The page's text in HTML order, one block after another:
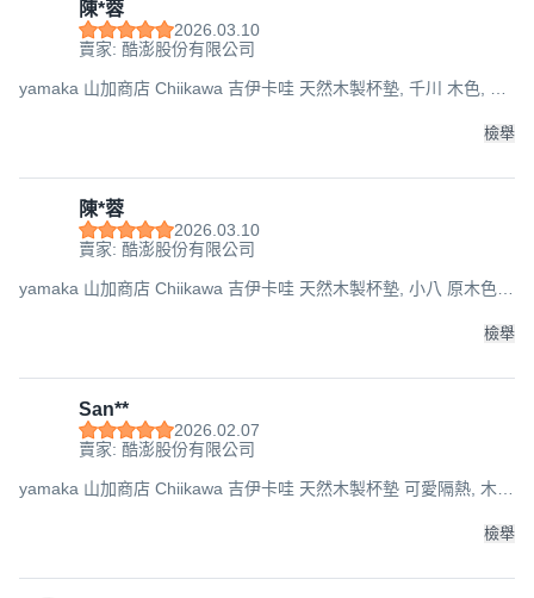
陳*蓉
2026.03.10
賣家: 酷澎股份有限公司
yamaka 山加商店 Chiikawa 吉伊卡哇 天然木製杯墊, 千川 木色, 9 x
檢舉
陳*蓉
2026.03.10
賣家: 酷澎股份有限公司
yamaka 山加商店 Chiikawa 吉伊卡哇 天然木製杯墊, 小八 原木色,
檢舉
San**
2026.02.07
賣家: 酷澎股份有限公司
yamaka 山加商店 Chiikawa 吉伊卡哇 天然木製杯墊 可愛隔熱, 木頭
檢舉